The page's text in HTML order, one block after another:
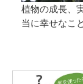
植物の成長、
当に幸せなこ